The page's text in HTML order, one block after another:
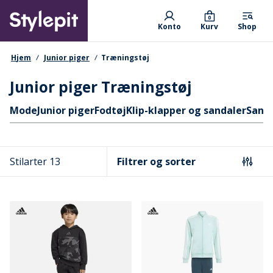
main
content
Primary departments
Konto Kurv
0
Shop
navigationssti
Hjem Junior piger Træningstøj
Junior piger Træningstøj
Hurtige links
ModeJunior pigerFodtøjKlip-klapper og sandaler
Stilarter 13 Filtrer og sorter